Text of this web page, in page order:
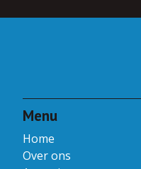
Menu
Home
Over ons